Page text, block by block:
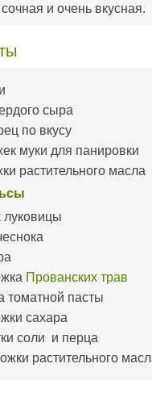
и очень вкусная.
сыра
по вкусу
муки для панировки
растительного масла
луковицы
Прованских трав
томатной пасты
сахара
соли и перца
растительного